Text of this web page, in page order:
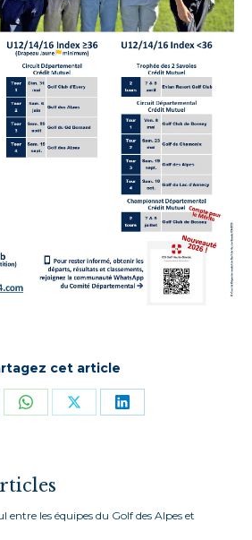
cet article
PartagerPartagerPartager
entre les équipes du Golf des Alpes et